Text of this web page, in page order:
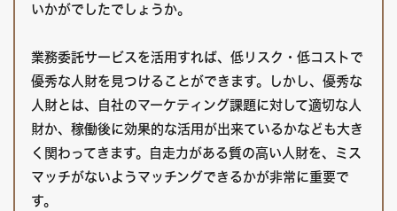
いかがでしたでしょうか。
業務委託サービスを活用すれば、低リスク・低コストで
優秀な人財を見つけることができます。しかし、優秀な
人財とは、自社のマーケティング課題に対して適切な人
財か、稼働後に効果的な活用が出来ているかなども大き
く関わってきます。自走力がある質の高い人財を、ミス
マッチがないようマッチングできるかが非常に重要で
す。